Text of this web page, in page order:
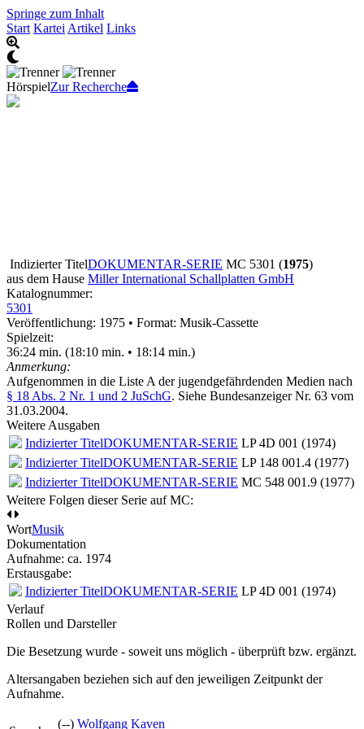
Springe zum Inhalt
Start Kartei Artikel Links
HörspielZur Recherche
Indizierter TitelDOKUMENTAR-SERIE MC 5301 (1975)
aus dem Hause Miller International Schallplatten GmbH
Katalognummer:
5301
Veröffentlichung: 1975 • Format: Musik-Cassette
Spielzeit:
36:24 min. (18:10 min. • 18:14 min.)
Anmerkung:
Aufgenommen in die Liste A der jugendgefährdenden Medien nach
§ 18 Abs. 2 Nr. 1 und 2 JuSchG. Siehe Bundesanzeiger Nr. 63 vom
31.03.2004.
Weitere Ausgaben
Indizierter TitelDOKUMENTAR-SERIE LP 4D 001 (1974)
Indizierter TitelDOKUMENTAR-SERIE LP 148 001.4 (1977)
Indizierter TitelDOKUMENTAR-SERIE MC 548 001.9 (1977)
Weitere Folgen dieser Serie auf MC:
WortMusik
Dokumentation
Aufnahme: ca. 1974
Erstausgabe:
Indizierter TitelDOKUMENTAR-SERIE LP 4D 001 (1974)
Verlauf
Rollen und Darsteller
Die Besetzung wurde - soweit uns möglich - überprüft bzw. ergänzt.
Altersangaben beziehen sich auf den jeweiligen Zeitpunkt der
Aufnahme.
(--) Wolfgang Kaven